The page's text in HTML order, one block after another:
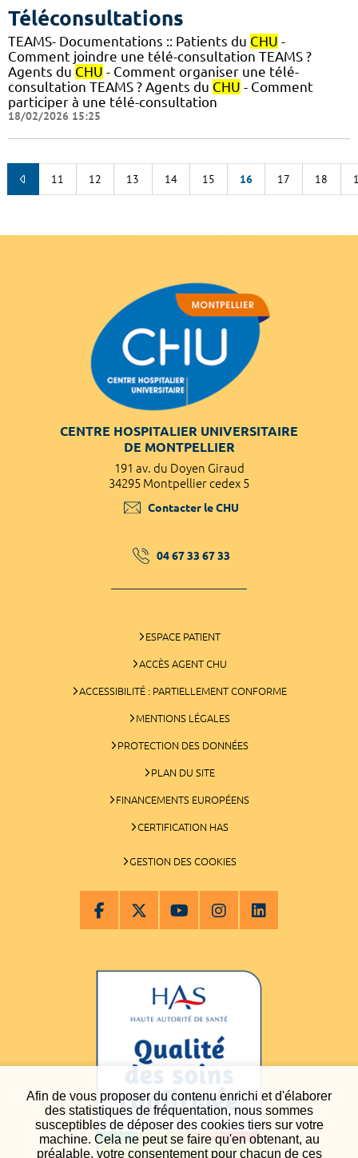
Afin de vous proposer du contenu enrichi et d'élaborer
des statistiques de fréquentation, nous sommes
susceptibles de déposer des cookies tiers sur votre
machine. Cela ne peut se faire qu'en obtenant, au
préalable, votre consentement pour chacun de ces
Téléconsultations
TEAMS- Documentations :: Patients du CHU -
Comment joindre une télé-consultation TEAMS ?
Agents du CHU - Comment organiser une télé-
consultation TEAMS ? Agents du CHU - Comment
participer à une télé-consultation
18/02/2026 15:25
11 12 13 14 15 16 17 18
CENTRE HOSPITALIER UNIVERSITAIRE
DE MONTPELLIER
191 av. du Doyen Giraud
34295 Montpellier cedex 5
Contacter le CHU
04 67 33 67 33
ESPACE PATIENT
ACCÈS AGENT CHU
ACCESSIBILITÉ : PARTIELLEMENT CONFORME
MENTIONS LÉGALES
PROTECTION DES DONNÉES
PLAN DU SITE
FINANCEMENTS EUROPÉENS
CERTIFICATION HAS
GESTION DES COOKIES